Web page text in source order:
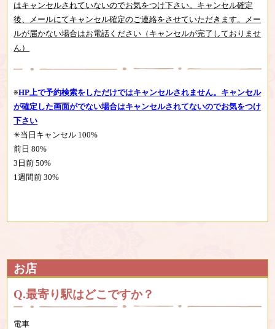
はキャンセルされていないのでお気をつけ下さい。キャンセル確定
後、メールにてキャンセル確定のご連絡をさせていただきます。メー
ルが届かない場合はお電話ください（キャンセルが完了しておりませ
ん）
※HP上で予約検索をしただけではキャンセルされません。キャンセル
が確定した画面がでない場合はキャンセルされてないのでお気をつけ
下さい
✳︎当日キャンセル 100%
前日 80%
3日前 50%
1週間前 30%
お店
最寄り駅はどこですか？
電車